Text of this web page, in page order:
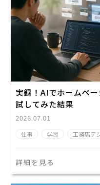
実録！AIでホームペ
試してみた結果
2026.07.01
仕事 学習 工務店デ
詳細を見る